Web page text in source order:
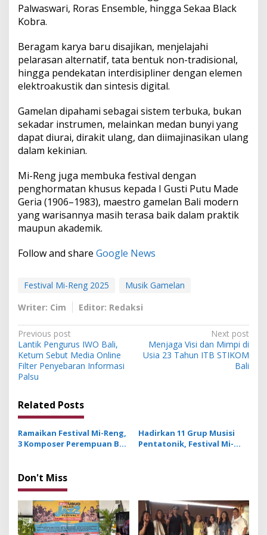
Palwaswari, Roras Ensemble, hingga Sekaa Black
Kobra.
Beragam karya baru disajikan, menjelajahi
pelarasan alternatif, tata bentuk non-tradisional,
hingga pendekatan interdisipliner dengan elemen
elektroakustik dan sintesis digital.
Gamelan dipahami sebagai sistem terbuka, bukan
sekadar instrumen, melainkan medan bunyi yang
dapat diurai, dirakit ulang, dan diimajinasikan ulang
dalam kekinian.
Mi-Reng juga membuka festival dengan
penghormatan khusus kepada I Gusti Putu Made
Geria (1906–1983), maestro gamelan Bali modern
yang warisannya masih terasa baik dalam praktik
maupun akademik.
Follow and share Google News
Festival Mi-Reng 2025
Musik Gamelan
Writer: Cim
Editor: Redaksi
P
o
s
t
n
a
v
i
g
a
t
i
Previous post
Lantik Pengurus IWO Bali,
Ketum Sebut Media Online
Filter Penyebaran Informasi
Palsu
Next post
Menjaga Visi dan Mimpi di
Usia 23 Tahun ITB STIKOM
Bali
Related Posts
Ramaikan Festival Mi-Reng,
3 Komposer Perempuan Bali
Hadirkan 11 Grup Musisi
Pentatonik, Festival Mi-
Don't Miss